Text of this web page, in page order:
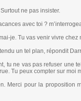
ne pas insister.
avec toi ?
je. Tu vas venir vivre chez
un tel plan, répondit
tu ne vas pas refuser une
Tu peux compter sur moi
Merci pour la proposition